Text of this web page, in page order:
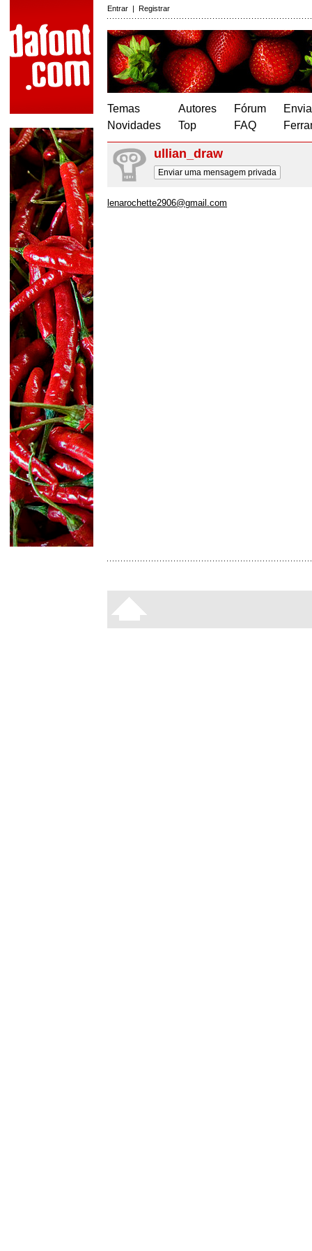
Entrar | Registrar
Temas
Novidades
Autores
Top
Fórum
FAQ
ullian_draw
Enviar uma mensagem privada
lenarochette2906@gmail.com